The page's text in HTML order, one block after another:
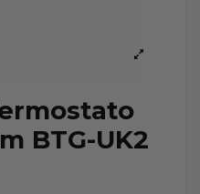
BTG-UK2